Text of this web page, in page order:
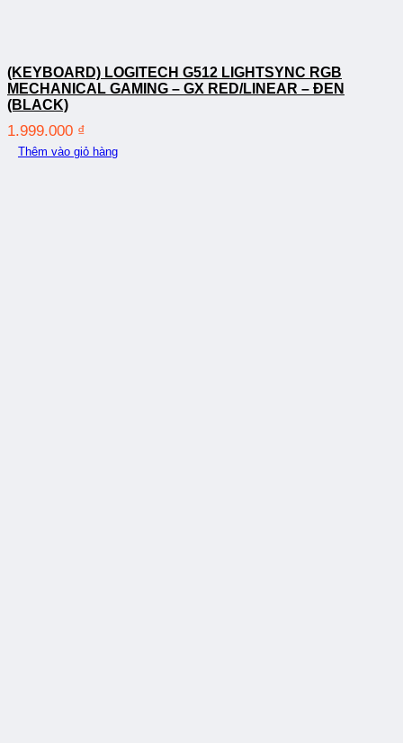
(KEYBOARD) LOGITECH G512 LIGHTSYNC RGB
MECHANICAL GAMING – GX RED/LINEAR – ĐEN
(BLACK)
1.999.000 ₫
Thêm vào giỏ hàng